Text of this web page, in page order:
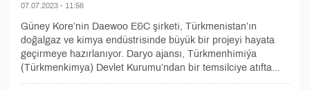
07.07.2023 - 11:56
Güney Kore’nin Daewoo E&C şirketi, Türkmenistan’ın
doğalgaz ve kimya endüstrisinde büyük bir projeyi hayata
geçirmeye hazırlanıyor. Daryo ajansı, Türkmenhimiýa
(Türkmenkimya) Devlet Kurumu’ndan bir temsilciye atıfta...